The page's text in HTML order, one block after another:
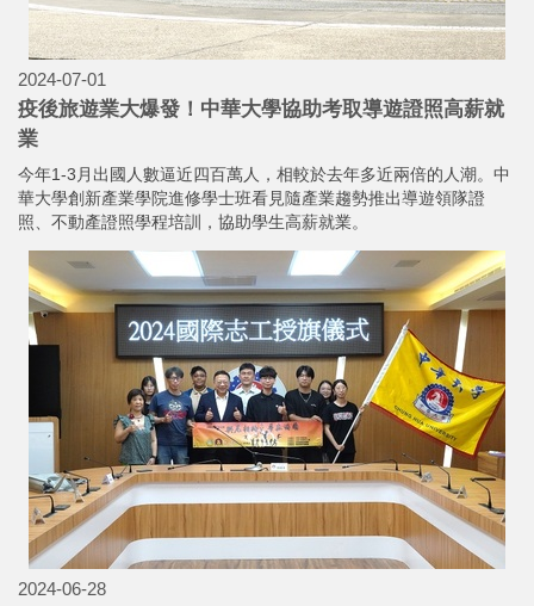
2024-07-01
疫後旅遊業大爆發！中華大學協助考取導遊證照高薪就
業
今年1-3月出國人數逼近四百萬人，相較於去年多近兩倍的人潮。中
華大學創新產業學院進修學士班看見隨產業趨勢推出導遊領隊證
照、不動產證照學程培訓，協助學生高薪就業。
2024-06-28